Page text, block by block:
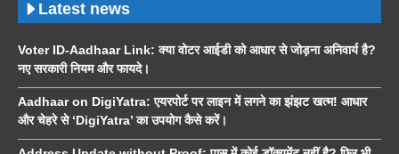
Latest news
Voter ID-Aadhaar Link: क्या वोटर आईडी को आधार से जोड़ना अनिवार्य है?
नए सरकारी नियम और फायदे।
Aadhaar on DigiYatra: एयरपोर्ट पर लाइन में लगने का झंझट खत्म! आधार
और चेहरे से ‘DigiYatra’ का उपयोग कैसे करें।